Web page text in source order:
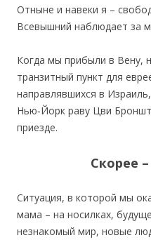
Отныне и навеки я –
Всевышний наблюдает за
Когда мы прибыли в Вену,
транзитный пункт для
направлявшихся в
Нью‐Йорк раву Цви
приезде.
Скорее
Ситуация, в которой мы
мама – на носилках,
незнакомый мир, новые